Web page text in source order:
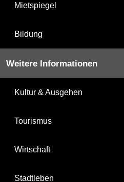
Mietspiegel
Bildung
Weitere Informationen
Kultur & Ausgehen
Tourismus
Wirtschaft
Stadtleben